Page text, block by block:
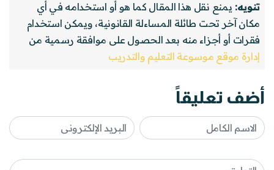
تنويه: يمنع نقل هذا المقال كما هو أو استخدامه في أي
مكان آخر تحت طائلة المساءلة القانونية، ويمكن استخدام
فقرات أو أجزاء منه بعد الحصول على موافقة رسمية من
إدارة موقع موسوعة التعليم والتدريب
أضف تعليقاً